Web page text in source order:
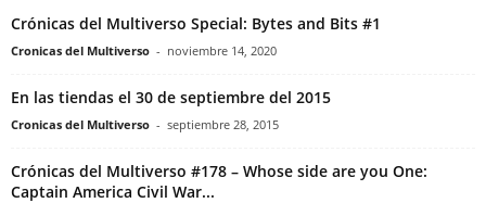
Crónicas del Multiverso Special: Bytes and Bits #1
Cronicas del Multiverso - noviembre 14, 2020
En las tiendas el 30 de septiembre del 2015
Cronicas del Multiverso - septiembre 28, 2015
Crónicas del Multiverso #178 – Whose side are you One:
Captain America Civil War...